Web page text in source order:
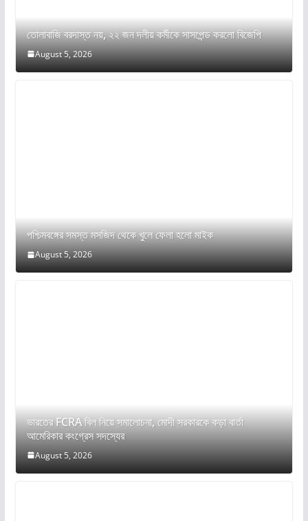
তোলাবাজি বরদাস্ত নয়, ২২ জন দলীয় কর্মীকে সাসপেন্ড করলো বিজেপি
August 5, 2026
পশ্চিমবঙ্গের সমস্ত মসজিদ থেকে খুলে ফেলা হলো মাইক
August 5, 2026
ভারতের FCRA বিল নিয়ে সমালোচনা, মোদী সরকারকে কড়া বার্তা
আমেরিকার কংগ্রেস সদস্যের
August 5, 2026